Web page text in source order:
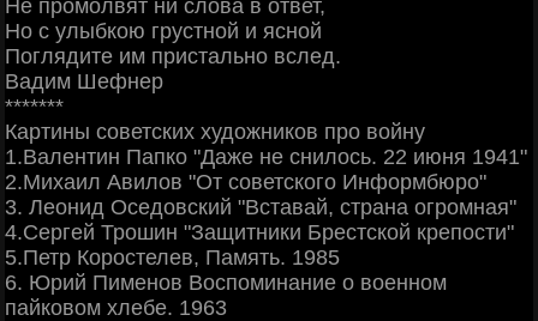
Не промолвят ни слова в ответ,
Но с улыбкою грустной и ясной
Поглядите им пристально вслед.
Вадим Шефнер
*******
Картины советских художников про войну
1.Валентин Папко "Даже не снилось. 22 июня 1941"
2.Михаил Авилов "От советского Информбюро"
3. Леонид Оседовский "Вставай, страна огромная"
4.Сергей Трошин "Защитники Брестской крепости"
5.Петр Коростелев, Память. 1985
6. Юрий Пименов Воспоминание о военном
пайковом хлебе. 1963